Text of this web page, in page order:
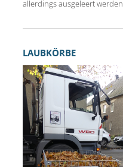
allerdings ausgeleert
LAUBKÖRBE